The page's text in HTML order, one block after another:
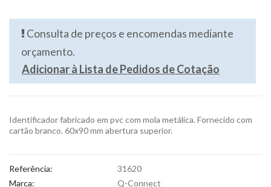
Consulta de preços e encomendas mediante
orçamento.
Adicionar à Lista de Pedidos de Cotação
Identificador fabricado em pvc com mola metálica. Fornecido com
cartão branco. 60x90 mm abertura superior.
Referência:
31620
Marca:
Q-Connect